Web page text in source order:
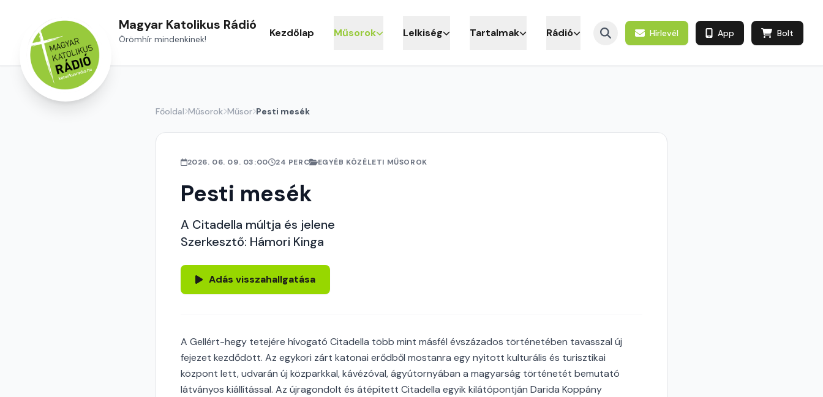
Magyar Katolikus Rádió
Örömhír mindenkinek! Kezdőlap Műsorok Lelkiség Tartalmak Rádió Hírlevél App Bolt
Főoldal Műsorok Műsor Pesti mesék
2026. 06. 09. 03:00 24 PERC EGYÉB KÖZÉLETI MŰSOROK
Pesti mesék
A Citadella múltja és jelene
Szerkesztő: Hámori Kinga
Adás visszahallgatása
A Gellért-hegy tetejére hívogató Citadella több mint másfél évszázados történetében tavasszal új
fejezet kezdődött. Az egykori zárt katonai erődből mostanra egy nyitott kulturális és turisztikai
központ lett, udvarán új közparkkal, kávézóval, ágyútornyában a magyarság történetét bemutató
látványos kiállítással. Az újragondolt és átépített Citadella egyik kilátópontján Darida Koppány